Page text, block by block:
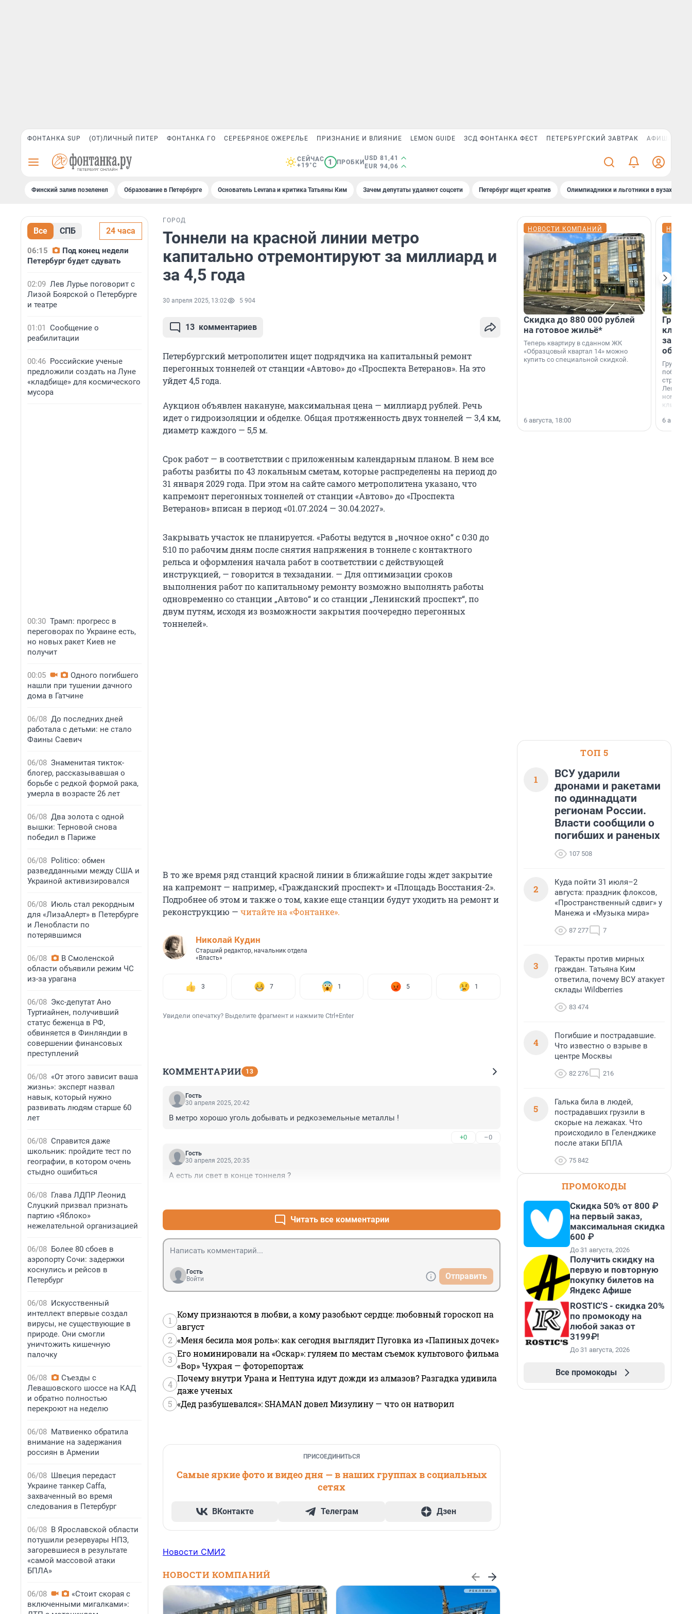
ФОНТАНКА SUP (ОТ)ЛИЧНЫЙ ПИТЕР ФОНТАНКА ГО СЕРЕБРЯНОЕ ОЖЕРЕЛЬЕ ПРИЗНАНИЕ И ВЛИЯНИЕ LEMON GUIDE ЗСД ФОНТАНКА ФЕСТ ПЕТЕРБУРГСКИЙ ЗАВТРАК АФИША PLUS
СЕЙЧАС
+19°C
1 ПРОБКИ
USD 81,41
EUR 94,06
Финский залив позеленел Образование в Петербурге Основатель Levrana и критика Татьяны Ким Зачем депутаты удаляют соцсети Петербург ищет креатив Олимпиадники и льготники в вузах СПб
Все СПБ 24 часа
06:15
Под конец недели
Петербург будет сдувать
02:09 Лев Лурье поговорит с
Лизой Боярской о Петербурге
и театре
01:01 Сообщение о
реабилитации
00:46 Российские ученые
предложили создать на Луне
«кладбище» для космического
мусора
00:30 Трамп: прогресс в
переговорах по Украине есть,
но новых ракет Киев не
получит
00:05
Одного погибшего
нашли при тушении дачного
дома в Гатчине
06/08 До последних дней
работала с детьми: не стало
Фаины Саевич
06/08 Знаменитая тикток-
блогер, рассказывавшая о
борьбе с редкой формой рака,
умерла в возрасте 26 лет
06/08 Два золота с одной
вышки: Терновой снова
победил в Париже
06/08 Politico: обмен
разведданными между США и
Украиной активизировался
06/08 Июль стал рекордным
для «ЛизаАлерт» в Петербурге
и Ленобласти по
потерявшимся
06/08
В Смоленской
области объявили режим ЧС
из-за урагана
06/08 Экс-депутат Ано
Туртиайнен, получивший
статус беженца в РФ,
обвиняется в Финляндии в
совершении финансовых
преступлений
06/08 «От этого зависит ваша
жизнь»: эксперт назвал
навык, который нужно
развивать людям старше 60
лет
06/08 Справится даже
школьник: пройдите тест по
географии, в котором очень
стыдно ошибиться
06/08 Глава ЛДПР Леонид
Слуцкий призвал признать
партию «Яблоко»
нежелательной организацией
06/08 Более 80 сбоев в
аэропорту Сочи: задержки
коснулись и рейсов в
Петербург
06/08 Искусственный
интеллект впервые создал
вирусы, не существующие в
природе. Они смогли
уничтожить кишечную
палочку
06/08
Съезды с
Левашовского шоссе на КАД
и обратно полностью
перекроют на неделю
06/08 Матвиенко обратила
внимание на задержания
россиян в Армении
06/08 Швеция передаст
Украине танкер Caffa,
захваченный во время
следования в Петербург
06/08 В Ярославской области
потушили резервуары НПЗ,
загоревшиеся в результате
«самой массовой атаки
БПЛА»
06/08
«Стоит скорая с
включенными мигалками»:
ГОРОД
Тоннели на красной линии метро
капитально отремонтируют за миллиард и
за 4,5 года
30 апреля 2025, 13:02 5 904
13 комментариев
Петербургский метрополитен ищет подрядчика на капитальный ремонт
перегонных тоннелей от станции «Автово» до «Проспекта Ветеранов». На это
уйдет 4,5 года.
Аукцион объявлен накануне, максимальная цена — миллиард рублей. Речь
идет о гидроизоляции и обделке. Общая протяженность двух тоннелей — 3,4 км,
диаметр каждого — 5,5 м.
Срок работ — в соответствии с приложенным календарным планом. В нем все
работы разбиты по 43 локальным сметам, которые распределены на период до
31 января 2029 года. При этом на сайте самого метрополитена указано, что
капремонт перегонных тоннелей от станции «Автово» до «Проспекта
Ветеранов» вписан в период «01.07.2024 — 30.04.2027».
Закрывать участок не планируется. «Работы ведутся в „ночное окно“ с 0:30 до
5:10 по рабочим дням после снятия напряжения в тоннеле с контактного
рельса и оформления начала работ в соответствии с действующей
инструкцией, — говорится в техзадании. — Для оптимизации сроков
выполнения работ по капитальному ремонту возможно выполнять работы
одновременно со станции „Автово“ и со станции „Ленинский проспект“, по
двум путям, исходя из возможности закрытия поочередно перегонных
тоннелей».
В то же время ряд станций красной линии в ближайшие годы ждет закрытие
на капремонт — например, «Гражданский проспект» и «Площадь Восстания-2».
Подробнее об этом и также о том, какие еще станции будут уходить на ремонт и
реконструкцию — читайте на «Фонтанке».
Николай Кудин
Старший редактор, начальник отдела
«Власть»
3 7 1 5 1
Увидели опечатку? Выделите фрагмент и нажмите Ctrl+Enter
КОММЕНТАРИИ 13
Гость
30 апреля 2025, 20:42
В метро хорошо уголь добывать и редкоземельные металлы !
+0 –0
Гость
30 апреля 2025, 20:35
А есть ли свет в конце тоннеля ?
Читать все комментарии
Гость
Войти
Отправить
1
Кому признаются в любви, а кому разобьют сердце: любовный гороскоп на
август
2 «Меня бесила моя роль»: как сегодня выглядит Пуговка из «Папиных дочек»
3
Его номинировали на «Оскар»: гуляем по местам съемок культового фильма
«Вор» Чухрая — фоторепортаж
4
Почему внутри Урана и Нептуна идут дожди из алмазов? Разгадка удивила
даже ученых
5 «Дед разбушевался»: SHAMAN довел Мизулину — что он натворил
ПРИСОЕДИНИТЬСЯ
Самые яркие фото и видео дня — в наших группах в социальных
сетях
ВКонтакте Телеграм Дзен
Новости СМИ2
НОВОСТИ КОМПАНИЙ
НОВОСТИ КОМПАНИЙ
Скидка до 880 000 рублей
на готовое жильё*
Теперь квартиру в сданном ЖК
«Образцовый квартал 14» можно
купить со специальной скидкой.
6 августа, 18:00
Группа
области».
6
ТОП 5
1
ВСУ ударили
дронами и ракетами
по одиннадцати
регионам России.
Власти сообщили о
погибших и раненых
107 508
2
Куда пойти 31 июля–2
августа: праздник флоксов,
«Пространственный сдвиг» у
Манежа и «Музыка мира»
87 277 7
3
Теракты против мирных
граждан. Татьяна Ким
ответила, почему ВСУ атакует
склады Wildberries
83 474
4
Погибшие и пострадавшие.
Что известно о взрыве в
центре Москвы
82 276 216
5
Галька била в людей,
пострадавших грузили в
скорые на лежаках. Что
происходило в Геленджике
после атаки БПЛА
75 842
ПРОМОКОДЫ
Скидка 50% от 800 ₽
на первый заказ,
максимальная скидка
600 ₽
До 31 августа, 2026
Получить скидку на
первую и повторную
покупку билетов на
Яндекс Афише
ROSTIC'S - скидка 20%
по промокоду на
любой заказ от
3199₽!
До 31 августа, 2026
Все промокоды